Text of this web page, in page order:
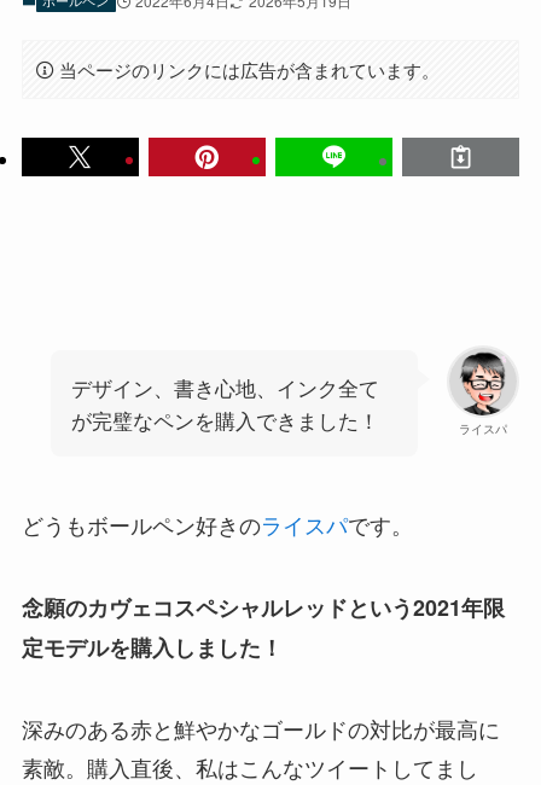
当ページのリンクには広告が含まれています。
ライスパ
デザイン、書き心地、インク全て
が完璧なペンを購入できました！
どうもボールペン好きのライスパです。
念願のカヴェコスペシャルレッドという2021年限
定モデルを購入しました！
深みのある赤と鮮やかなゴールドの対比が最高に
素敵。購入直後、私はこんなツイートしてまし